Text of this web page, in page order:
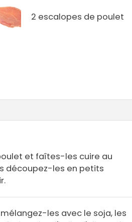
2 escalopes de poulet
et faîtes-les cuire au
découpez-les en petits
les avec le soja, les